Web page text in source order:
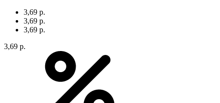
3,69 р.
3,69 р.
3,69 р.
3,69 р.